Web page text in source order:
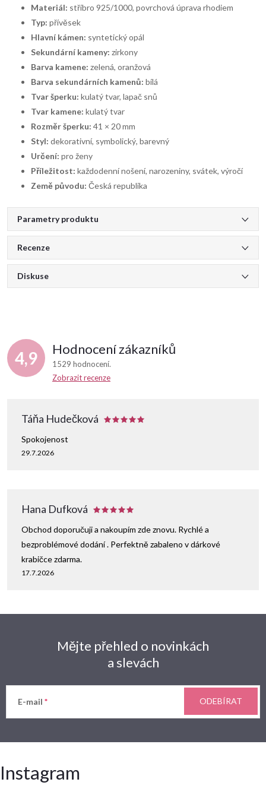
Materiál: stříbro 925/1000, povrchová úprava rhodiem
Typ: přívěsek
Hlavní kámen: syntetický opál
Sekundární kameny: zirkony
Barva kamene: zelená, oranžová
Barva sekundárních kamenů: bílá
Tvar šperku: kulatý tvar, lapač snů
Tvar kamene: kulatý tvar
Rozměr šperku: 41 × 20 mm
Styl: dekorativní, symbolický, barevný
Určení: pro ženy
Příležitost: každodenní nošení, narozeniny, svátek, výročí
Země původu: Česká republika
Parametry produktu
Recenze
Diskuse
4,9 Hodnocení zákazníků
1529 hodnocení
Zobrazit recenze
Táňa Hudečková
29.7.2026
Spokojenost
Hana Dufková
17.7.2026
Obchod doporučuji a nakoupím zde znovu. Rychlé a
bezproblémové dodání . Perfektně zabaleno v dárkové
krabičce zdarma.
Mějte přehled o novinkách
a slevách
E-mail ODEBÍRAT
Instagram